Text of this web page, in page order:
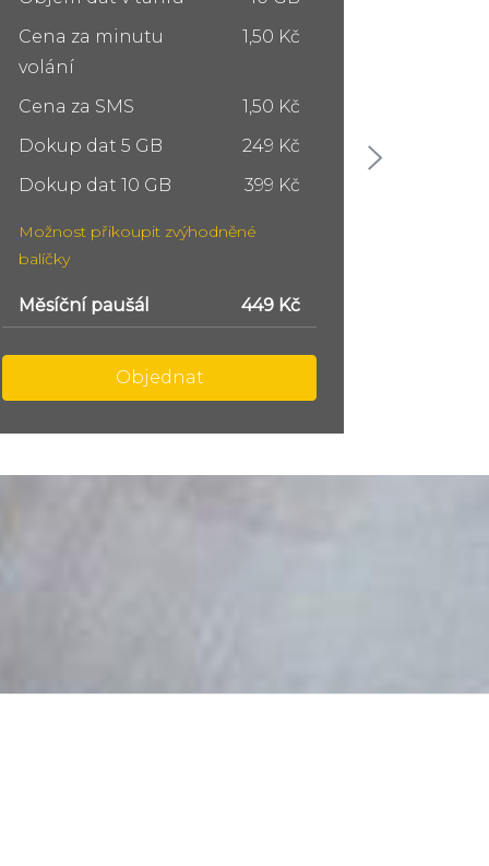
Cena za minutu
volání
1,50 Kč
Cena za SMS
1,50 Kč
Dokup dat 5 GB
249 Kč
Dokup dat 10 GB
399 Kč
Možnost přikoupit zvýhodněné
balíčky
Měsíční paušál 749 Kč
Objednat